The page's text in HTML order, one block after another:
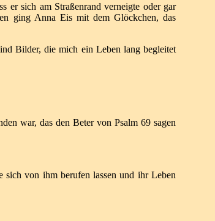
er sich am Straßenrand verneigte oder gar
ging Anna Eis mit dem Glöckchen, das
Bilder, die mich ein Leben lang begleitet
war, das den Beter von Psalm 69sagen
sich von ihm berufen lassen und ihr Leben